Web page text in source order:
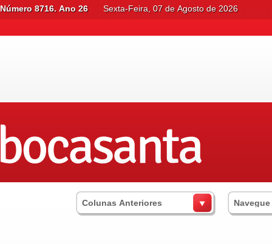
Número 8716. Ano 26 Sexta-Feira, 07 de Agosto de 2026
Colunas Anteriores